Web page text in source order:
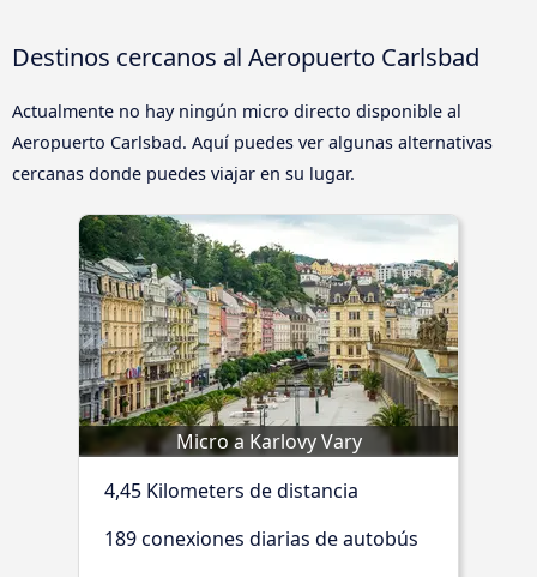
Destinos cercanos al Aeropuerto Carlsbad
Actualmente no hay ningún micro directo disponible al
Aeropuerto Carlsbad. Aquí puedes ver algunas alternativas
cercanas donde puedes viajar en su lugar.
Micro a Karlovy Vary
4,45 Kilometers de distancia
189 conexiones diarias de autobús